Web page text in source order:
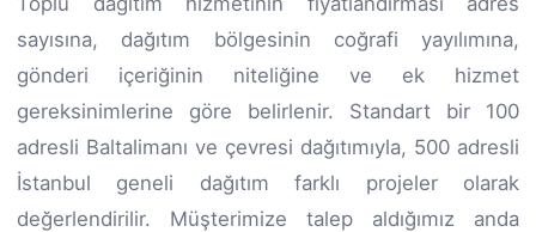
sayısına, dağıtım bölgesinin coğrafi yayılımına,
gönderi içeriğinin niteliğine ve ek hizmet
gereksinimlerine göre belirlenir. Standart bir 100
adresli Baltalimanı ve çevresi dağıtımıyla, 500 adresli
İstanbul geneli dağıtım farklı projeler olarak
değerlendirilir. Müşterimize talep aldığımız anda